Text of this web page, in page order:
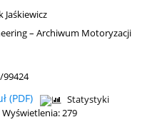
Jaśkiewicz
– Archiwum Motoryzacji
(PDF)
Statystyki
Wyświetlenia: 279